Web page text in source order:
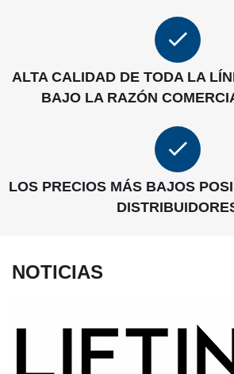
ALTA CALIDAD DE TODA LA
BAJO LA RAZÓN
LOS PRECIOS MÁS BAJOS
NOTICIAS